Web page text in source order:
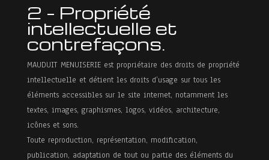
Blog
Contact
2 – Propriété
intellectuelle et
contrefaçons.
MAUDUIT MENUISERIE est propriétaire des droits de propriété
intellectuelle et détient les droits d’usage sur tous les
éléments accessibles sur le site internet, notamment les
textes, images, graphismes, logos, vidéos, architecture,
icônes et sons.
Toute reproduction, représentation, modification,
publication, adaptation de tout ou partie des éléments du